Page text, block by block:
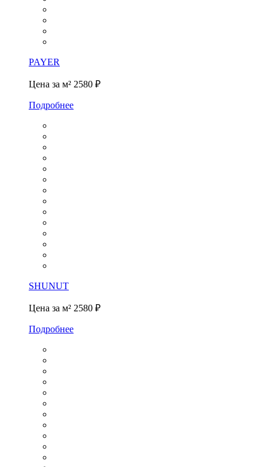
PAYER
Цена за м² 2580 ₽
Подробнее
SHUNUT
Цена за м² 2580 ₽
Подробнее